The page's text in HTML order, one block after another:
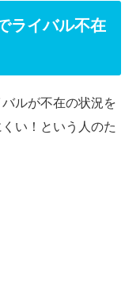
ライバル不在
ルが不在の状況を
い！という人のた